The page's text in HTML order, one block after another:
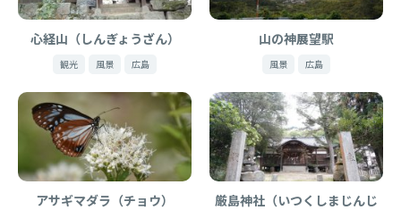
心経山（しんぎょうざん）
観光 風景 広島
山の神展望駅
風景 広島
アサギマダラ（チョウ）
厳島神社（いつくしまじんじ